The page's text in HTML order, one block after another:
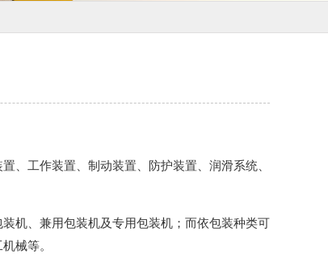
、工作装置、制动装置、防护装置、润滑系统、
机、兼用包装机及专用包装机；而依包装种类可
械等。